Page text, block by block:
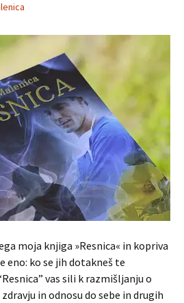
moja knjiga »Resnica« in kopriva
eno: ko se jih dotakneš te
vas sili k razmišljanju o
in odnosu do sebe in drugih